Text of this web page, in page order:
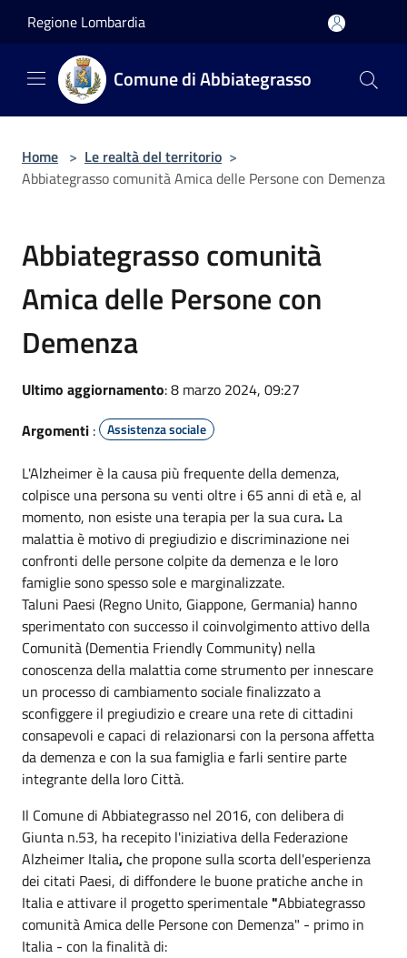
Regione Lombardia
Comune di Abbiategrasso
Home > Le realtà del territorio >
Abbiategrasso comunità Amica delle Persone con Demenza
Abbiategrasso comunità
Amica delle Persone con
Demenza
Ultimo aggiornamento: 8 marzo 2024, 09:27
Argomenti : Assistenza sociale
L'Alzheimer è la causa più frequente della demenza,
colpisce una persona su venti oltre i 65 anni di età e, al
momento, non esiste una terapia per la sua cura. La
malattia è motivo di pregiudizio e discriminazione nei
confronti delle persone colpite da demenza e le loro
famiglie sono spesso sole e marginalizzate.
Taluni Paesi (Regno Unito, Giappone, Germania) hanno
sperimentato con successo il coinvolgimento attivo della
Comunità (Dementia Friendly Community) nella
conoscenza della malattia come strumento per innescare
un processo di cambiamento sociale finalizzato a
sconfiggere il pregiudizio e creare una rete di cittadini
consapevoli e capaci di relazionarsi con la persona affetta
da demenza e con la sua famiglia e farli sentire parte
integrante della loro Città.
Il Comune di Abbiategrasso nel 2016, con delibera di
Giunta n.53, ha recepito l'iniziativa della Federazione
Alzheimer Italia,che propone sulla scorta dell'esperienza
dei citati Paesi, di diffondere le buone pratiche anche in
Italia e attivare il progetto sperimentale"Abbiategrasso
comunità Amica delle Persone con Demenza" - primo in
Italia - con la finalità di: